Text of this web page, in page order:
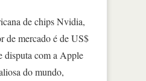
de chips Nvidia,
de mercado é de US$
disputa com a Apple
do mundo,